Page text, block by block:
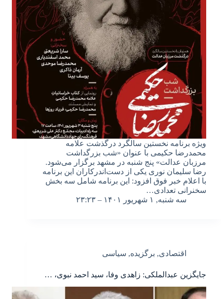
ویژه برنامه نخستین سالگرد درگذشت علامه
محمدرضا حکیمی با عنوان «شب بزرگداشت
مرزبان عدالت» پنج شنبه در مشهد برگزار می‌شود.
رضا سلیمان نوری یکی از دست‌اندرکاران این برنامه
با اعلام خبر فوق افزود: این برنامه شامل سه بخش
سخنرانی تعدادی…
سه شنبه, ۱ شهریور ۱۴۰۱ – ۲۳:۲۳
اقتصادی, برگزیده, سیاسی
جایگزین عبدالملکی: زاهدی وفا، سید احمد نبوی، …